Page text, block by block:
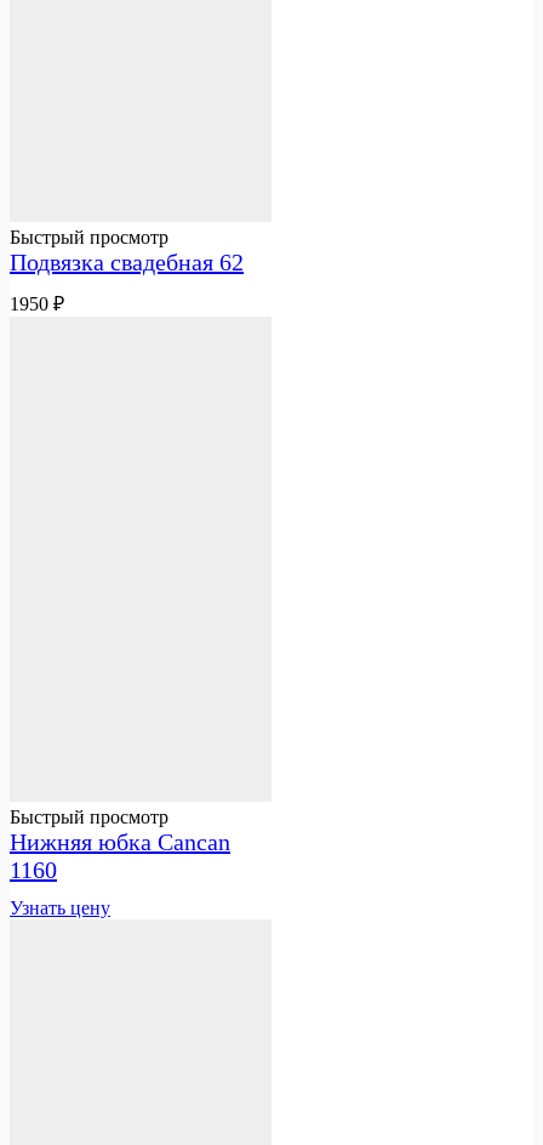
Быстрый просмотр
Подвязка свадебная 62
1950 ₽
Быстрый просмотр
Нижняя юбка Cancan
1160
Узнать цену